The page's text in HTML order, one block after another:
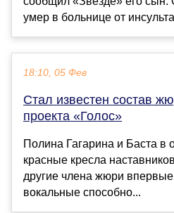
умер в больнице от
18:10, 05 Фев
Стал известен состав
проекта «Голос»
Полина Гагарина и Баста в
красные кресла
другие члена жюри впервые
вокальные способно...